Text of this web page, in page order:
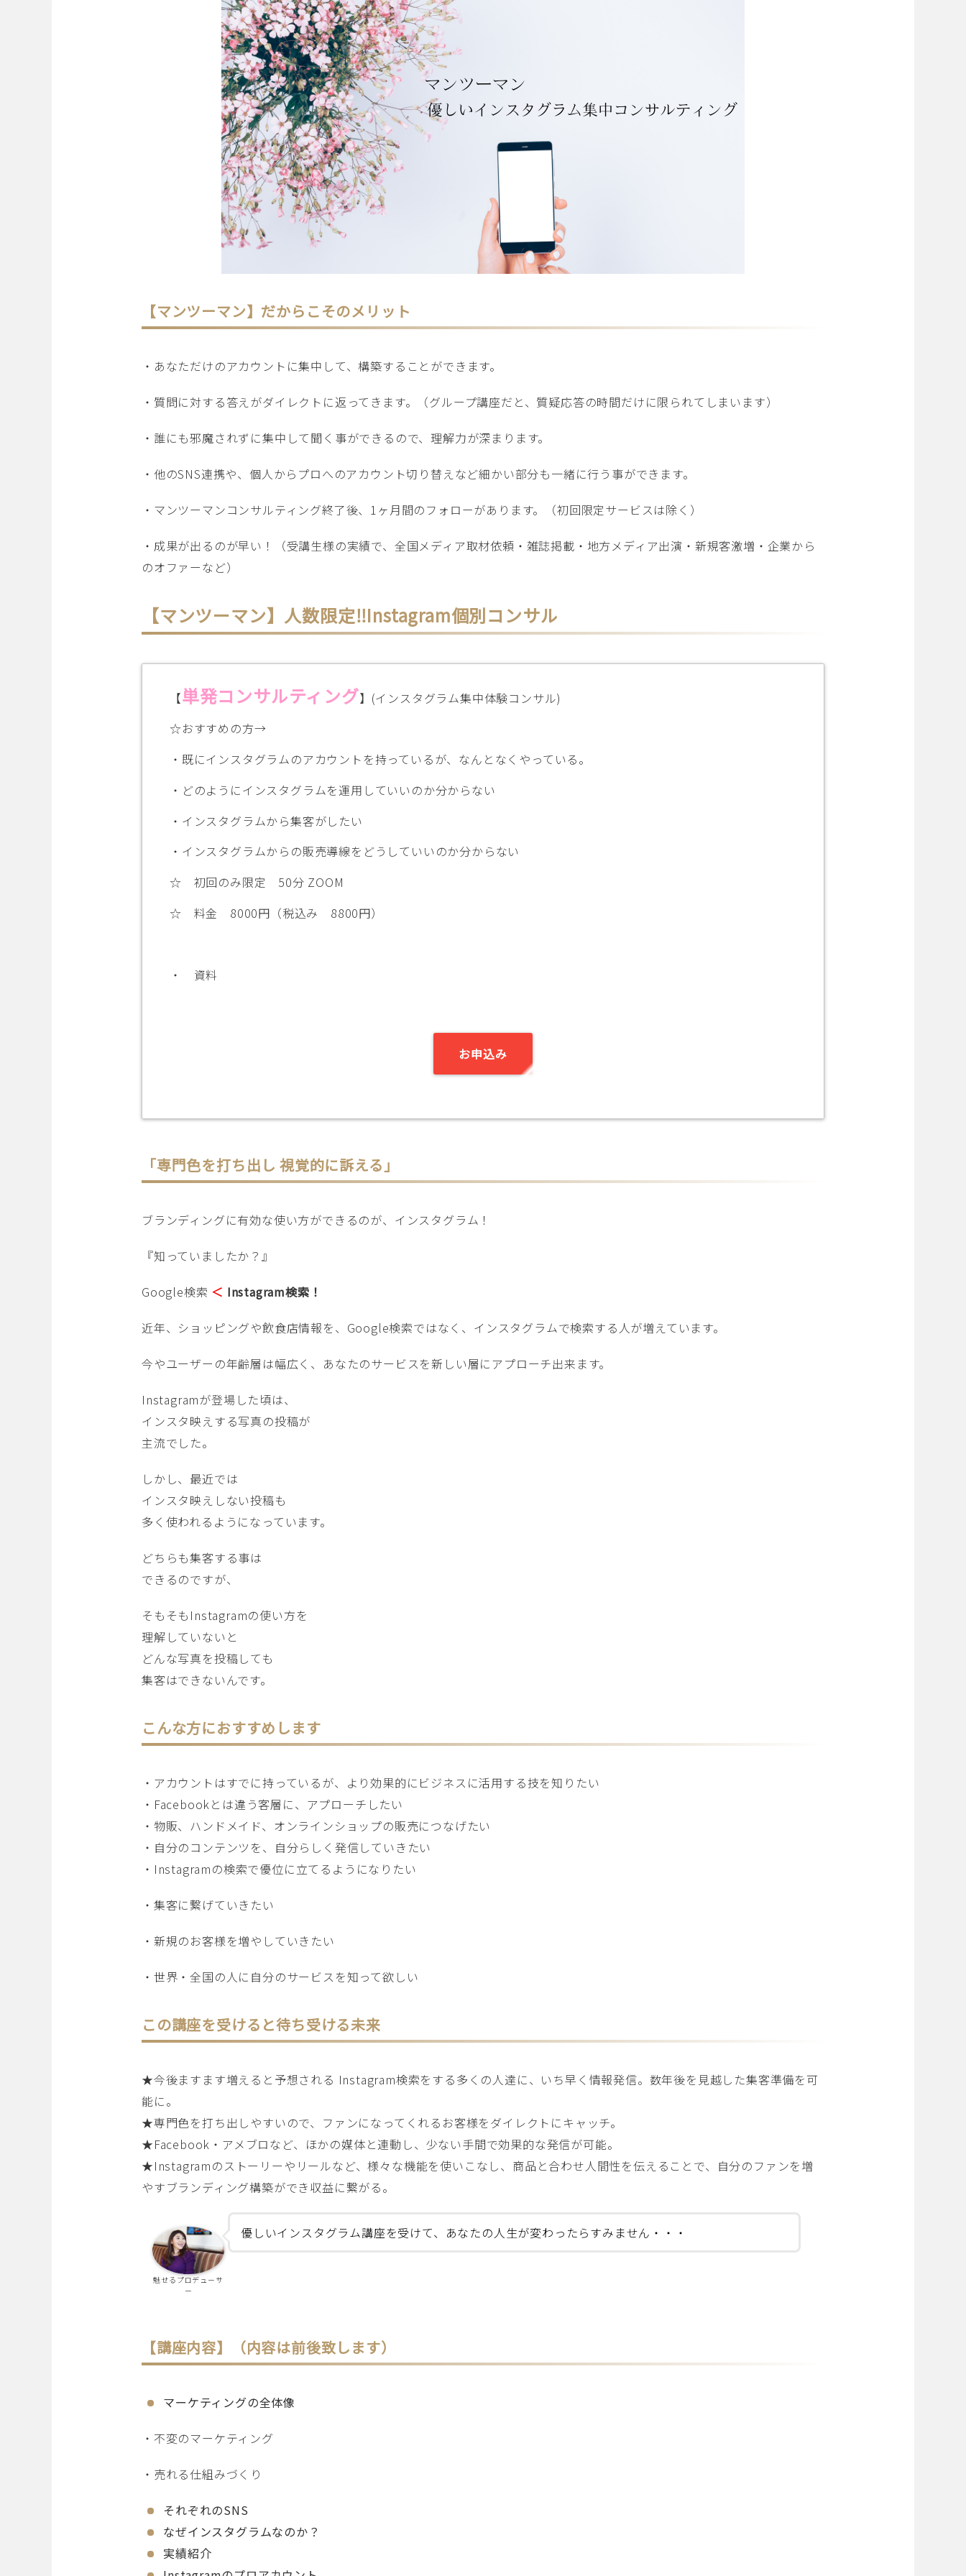
【マンツーマン】だからこそのメリット
・あなただけのアカウントに集中して、構築することができます。
・質問に対する答えがダイレクトに返ってきます。（グループ講座だと、質疑応答の時間だけに限られてしまいます）
・誰にも邪魔されずに集中して聞く事ができるので、理解力が深まります。
・他のSNS連携や、個人からプロへのアカウント切り替えなど細かい部分も一緒に行う事ができます。
・マンツーマンコンサルティング終了後、1ヶ月間のフォローがあります。（初回限定サービスは除く）
・成果が出るのが早い！（受講生様の実績で、全国メディア取材依頼・雑誌掲載・地方メディア出演・新規客激増・企業から
のオファーなど）
【マンツーマン】人数限定‼︎Instagram個別コンサル
【単発コンサルティング】(インスタグラム集中体験コンサル)
☆おすすめの方→
・既にインスタグラムのアカウントを持っているが、なんとなくやっている。
・どのようにインスタグラムを運用していいのか分からない
・インスタグラムから集客がしたい
・インスタグラムからの販売導線をどうしていいのか分からない
☆ 初回のみ限定 50分 ZOOM
☆ 料金 8000円（税込み 8800円）
・ 資料
お申込み
「専門色を打ち出し 視覚的に訴える」
ブランディングに有効な使い方ができるのが、インスタグラム！
『知っていましたか？』
Google検索 ＜ Instagram検索！
近年、ショッピングや飲食店情報を、Google検索ではなく、インスタグラムで検索する人が増えています。
今やユーザーの年齢層は幅広く、あなたのサービスを新しい層にアプローチ出来ます。
Instagramが登場した頃は、
インスタ映えする写真の投稿が
主流でした。
しかし、最近では
インスタ映えしない投稿も
多く使われるようになっています。
どちらも集客する事は
できるのですが、
そもそもInstagramの使い方を
理解していないと
どんな写真を投稿しても
集客はできないんです。
こんな方におすすめします
・アカウントはすでに持っているが、より効果的にビジネスに活用する技を知りたい
・Facebookとは違う客層に、アプローチしたい
・物販、ハンドメイド、オンラインショップの販売につなげたい
・自分のコンテンツを、自分らしく発信していきたい
・Instagramの検索で優位に立てるようになりたい
・集客に繋げていきたい
・新規のお客様を増やしていきたい
・世界・全国の人に自分のサービスを知って欲しい
この講座を受けると待ち受ける未来
★今後ますます増えると予想される Instagram検索をする多くの人達に、いち早く情報発信。数年後を見越した集客準備を可
能に。
★専門色を打ち出しやすいので、ファンになってくれるお客様をダイレクトにキャッチ。
★Facebook・アメブロなど、ほかの媒体と連動し、少ない手間で効果的な発信が可能。
★Instagramのストーリーやリールなど、様々な機能を使いこなし、商品と合わせ人間性を伝えることで、自分のファンを増
やすブランディング構築ができ収益に繋がる。
優しいインスタグラム講座を受けて、あなたの人生が変わったらすみません・・・
魅せるプロデューサ
ー
【講座内容】 （内容は前後致します）
マーケティングの全体像
・不変のマーケティング
・売れる仕組みづくり
それぞれのSNS
なぜインスタグラムなのか？
実績紹介